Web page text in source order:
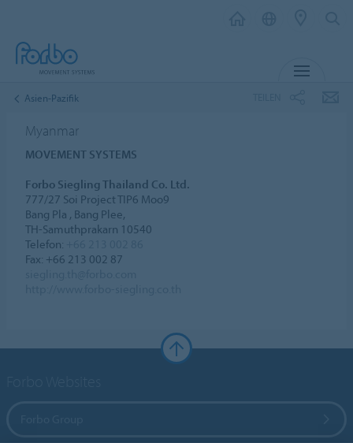
Asien-Pazifik
Myanmar
MOVEMENT SYSTEMS
Forbo Siegling Thailand Co. Ltd.
777/27 Soi Project TIP6 Moo9
Bang Pla , Bang Plee,
TH-Samuthprakarn 10540
Telefon:
Fax: +66 213 002 87